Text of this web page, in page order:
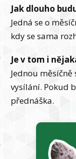
Jak dlouho
Jedná se o
kdy se sama
Je v tom i
Jednou měsíčně
vysílání. Pokud
přednáška.